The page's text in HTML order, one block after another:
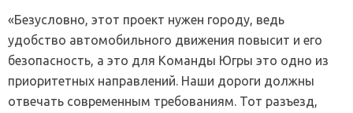
«Безусловно, этот проект нужен городу, ведь
удобство автомобильного движения повысит и его
безопасность, а это для Команды Югры это одно из
приоритетных направлений. Наши дороги должны
отвечать современным требованиям. Тот разъезд,